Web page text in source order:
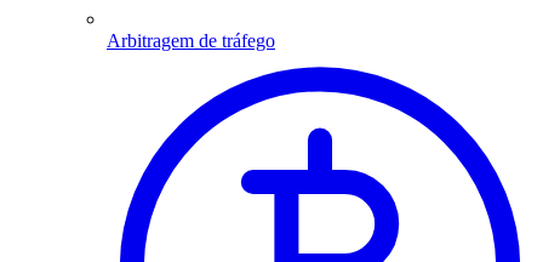
Arbitragem de tráfego